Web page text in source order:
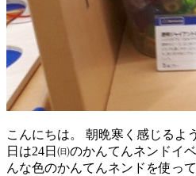
こんにちは。 朝晩寒く感じるよ
日は24日㈰のかんてんネンドイ
んな色のかんてんネンドを使っ